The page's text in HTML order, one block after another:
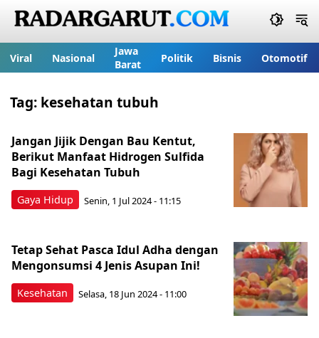
Viral Nasional
Jawa
Barat
Politik Bisnis Otomotif
Tag: kesehatan tubuh
Gaya Hidup
Jangan Jijik Dengan Bau Kentut,
Berikut Manfaat Hidrogen Sulfida
Bagi Kesehatan Tubuh
Senin, 1 Jul 2024 - 11:15
Kesehatan
Tetap Sehat Pasca Idul Adha dengan
Mengonsumsi 4 Jenis Asupan Ini!
Selasa, 18 Jun 2024 - 11:00